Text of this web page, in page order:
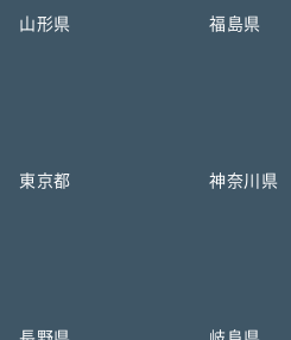
山形県 福島県
東京都 神奈川県